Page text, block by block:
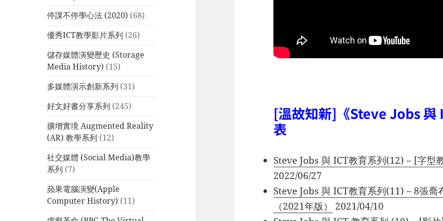
停課不停學心法 (2020) (68)
優秀ICT教學影片系列 (26)
儲存媒體演變歷史 (Storage
Media History) (15)
多媒體演示創新系列 (31)
好文好書分享系列 (245)
擴增實境 Augmented Reality
(AR) 教學系列 (12)
社交媒體 (Social Media)教學
系列 (7)
蘋果電腦演變(Apple
Computer History) (11)
[溫故知新] 《Steve Jobs
表
Steve Jobs 與 ICT教育系列(12) – [字型
2022/06/27
Steve Jobs 與 ICT教育系列(11) – 8張
（2021年版）
2021/04/10